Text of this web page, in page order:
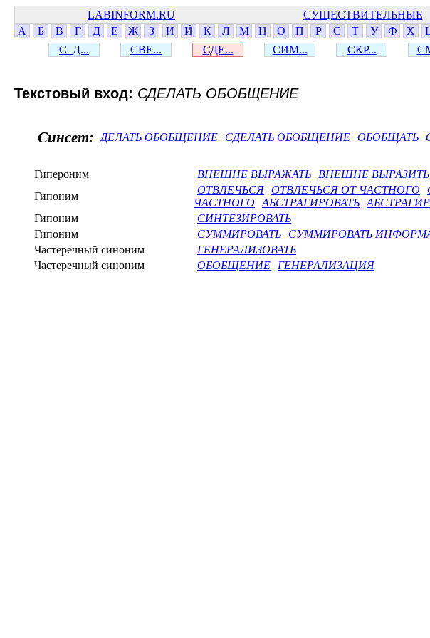
LABINFORM.RU СУЩЕСТВИТЕЛЬНЫЕ
А
Б В Г Д Е Ж З И Й К Л М Н О П Р С Т У Ф Х
С_Д...
СВЕ... СДЕ... СИМ... СКР...
Текстовый вход: СДЕЛАТЬ ОБОБЩЕНИЕ
Синсет: ДЕЛАТЬ ОБОБЩЕНИЕ СДЕЛАТЬ ОБОБЩЕНИЕ ОБОБЩАТЬ
Гипероним ВНЕШНЕ ВЫРАЖАТЬ ВНЕШНЕ ВЫРАЗИТЬ
Гипоним
ОТВЛЕЧЬСЯ ОТВЛЕЧЬСЯ ОТ ЧАСТНОГО
ЧАСТНОГО АБСТРАГИРОВАТЬ
Гипоним
СИНТЕЗИРОВАТЬ
Гипоним
СУММИРОВАТЬ
СУММИРОВАТЬ
Частеречный синоним
ГЕНЕРАЛИЗОВАТЬ
Частеречный синоним
ОБОБЩЕНИЕ ГЕНЕРАЛИЗАЦИЯ